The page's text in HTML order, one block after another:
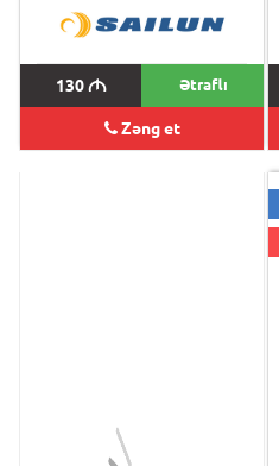
130M Ətraflı
Zəng et
Atrezzo TCON